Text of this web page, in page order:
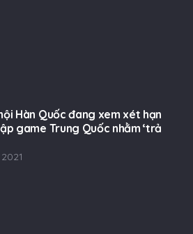
Hàn Quốc đang xem xét hạn
game Trung Quốc nhằm ‘trả